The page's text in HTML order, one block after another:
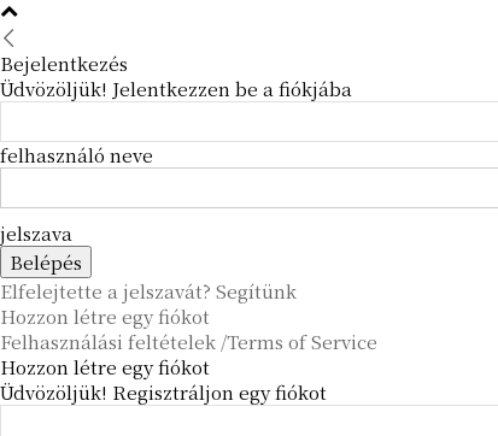
Bejelentkezés
Üdvözöljük! Jelentkezzen be a fiókjába
felhasználó neve
jelszava
Elfelejtette a jelszavát? Segítünk
Hozzon létre egy fiókot
Felhasználási feltételek /Terms of Service
Hozzon létre egy fiókot
Üdvözöljük! Regisztráljon egy fiókot